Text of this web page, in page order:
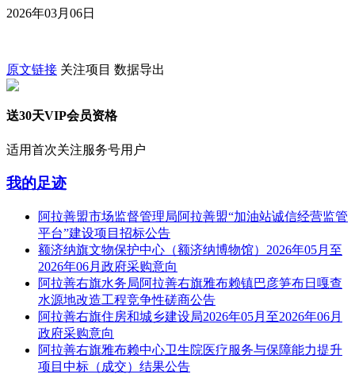
2026年03月06日
原文链接 关注项目 数据导出
送30天VIP会员资格
适用首次关注服务号用户
我的足迹
阿拉善盟市场监督管理局阿拉善盟“加油站诚信经营监管
平台”建设项目招标公告
额济纳旗文物保护中心（额济纳博物馆）2026年05月至
2026年06月政府采购意向
阿拉善右旗水务局阿拉善右旗雅布赖镇巴彦笋布日嘎查
水源地改造工程竞争性磋商公告
阿拉善右旗住房和城乡建设局2026年05月至2026年06月
政府采购意向
阿拉善右旗雅布赖中心卫生院医疗服务与保障能力提升
项目中标（成交）结果公告